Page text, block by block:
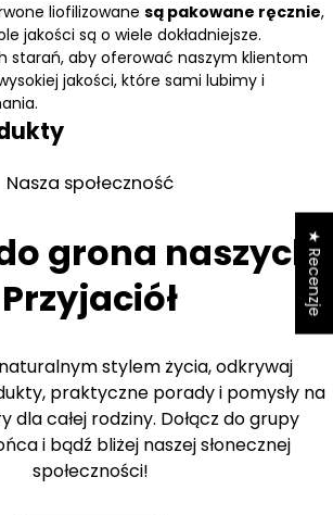
liofilizowane są pakowane ręcznie,
jakości są o wiele dokładniejsze.
starań, aby oferować naszym klientom
jakości, które sami lubimy i
Nasza społeczność
grona naszych
Przyjaciół
stylem życia, odkrywaj
praktyczne porady i pomysły na
dla całej rodziny. Dołącz do grupy
i bądź bliżej naszej słonecznej
społeczności!
★ Recenzje